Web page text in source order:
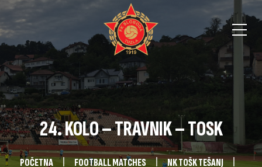
24. KOLO – TRAVNIK – TOSK
POČETNA FOOTBALL MATCHES
NK TOŠK TEŠANJ